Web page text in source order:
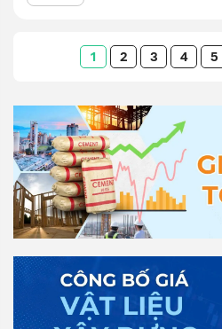
1 2 3 4 5